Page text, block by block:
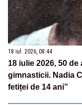
18 iul. 2026, 08:44
18 iulie 2026, 50
gimnasticii. Nadia
fetiței de 14 ani”